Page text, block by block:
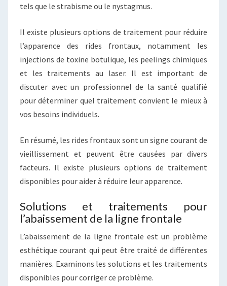
tels que le strabisme ou le nystagmus.
Il existe plusieurs options de traitement pour réduire
l’apparence des rides frontaux, notamment les
injections de toxine botulique, les peelings chimiques
et les traitements au laser. Il est important de
discuter avec un professionnel de la santé qualifié
pour déterminer quel traitement convient le mieux à
vos besoins individuels.
En résumé, les rides frontaux sont un signe courant de
vieillissement et peuvent être causées par divers
facteurs. Il existe plusieurs options de traitement
disponibles pour aider à réduire leur apparence.
Solutions et traitements pour
l’abaissement de la ligne frontale
L’abaissement de la ligne frontale est un problème
esthétique courant qui peut être traité de différentes
manières. Examinons les solutions et les traitements
disponibles pour corriger ce problème.